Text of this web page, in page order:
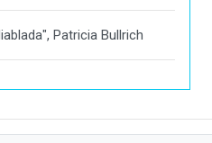
Patricia Bullrich